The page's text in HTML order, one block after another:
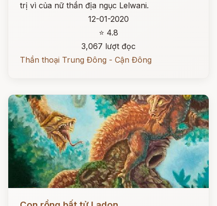
trị vì của nữ thần địa ngục Lelwani.
12-01-2020
⭐ 4.8
3,067 lượt đọc
Thần thoại Trung Đông - Cận Đông